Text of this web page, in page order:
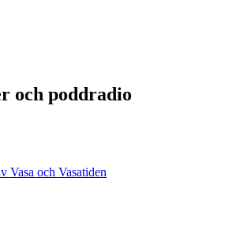
och poddradio
Vasa och Vasatiden